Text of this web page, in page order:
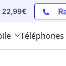
22,99€
Téléphones